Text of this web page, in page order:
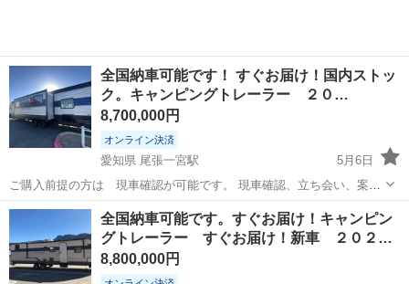
全国納車可能です！ すぐお届け！国内ストッ
ク。キャンピングトレーラー ２０…
8,700,000円
オンライン決済
愛知県 尾張一宮駅
5月6日
ご購入前提の方は 現車確認が可能です。 現車確認、立ち会い、案
内、相談の価格が 1万円です。 予約制ですので、あらかじめ数日前に
ご連絡お願いします。日時、商品名 をお願いします。 ☏０５８６－
２４－３...
愛知 一宮市 尾張一宮駅 その他 チェロキー
全国納車可能です。すぐお届け！キャンピン
グトレーラー すぐお届け！新車 ２０２…
8,800,000円